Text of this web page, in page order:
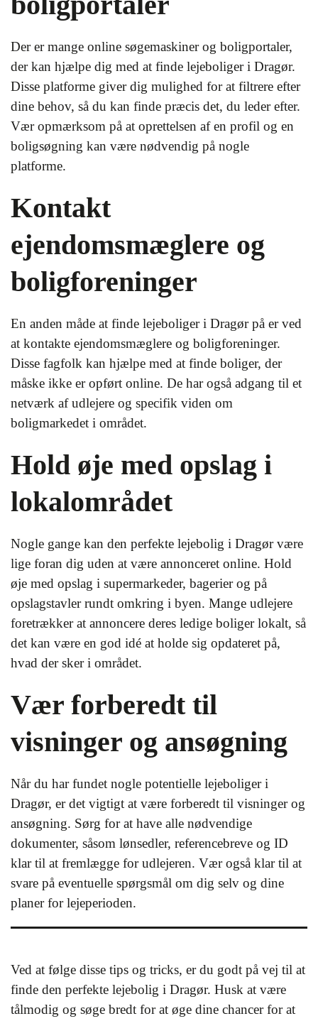
Der er mange online søgemaskiner og boligportaler,
der kan hjælpe dig med at finde lejeboliger i Dragør.
Disse platforme giver dig mulighed for at filtrere efter
dine behov, så du kan finde præcis det, du leder efter.
Vær opmærksom på at oprettelsen af en profil og en
boligsøgning kan være nødvendig på nogle
platforme.
Kontakt
ejendomsmæglere og
boligforeninger
En anden måde at finde lejeboliger i Dragør på er ved
at kontakte ejendomsmæglere og boligforeninger.
Disse fagfolk kan hjælpe med at finde boliger, der
måske ikke er opført online. De har også adgang til et
netværk af udlejere og specifik viden om
boligmarkedet i området.
Hold øje med opslag i
lokalområdet
Nogle gange kan den perfekte lejebolig i Dragør være
lige foran dig uden at være annonceret online. Hold
øje med opslag i supermarkeder, bagerier og på
opslagstavler rundt omkring i byen. Mange udlejere
foretrækker at annoncere deres ledige boliger lokalt, så
det kan være en god idé at holde sig opdateret på,
hvad der sker i området.
Vær forberedt til
visninger og ansøgning
Når du har fundet nogle potentielle lejeboliger i
Dragør, er det vigtigt at være forberedt til visninger og
ansøgning. Sørg for at have alle nødvendige
dokumenter, såsom lønsedler, referencebreve og ID
klar til at fremlægge for udlejeren. Vær også klar til at
svare på eventuelle spørgsmål om dig selv og dine
planer for lejeperioden.
Ved at følge disse tips og tricks, er du godt på vej til at
finde den perfekte lejebolig i Dragør. Husk at være
tålmodig og søge bredt for at øge dine chancer for at